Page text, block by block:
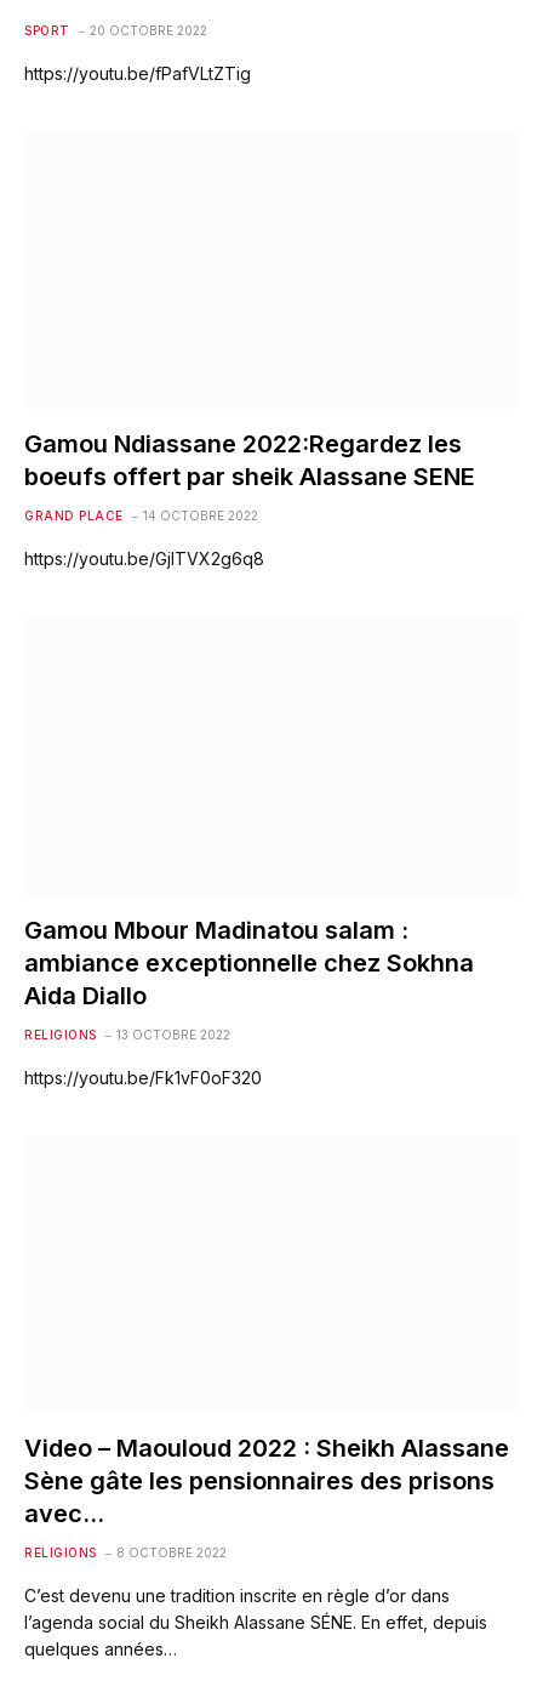
SPORT 20 OCTOBRE 2022
https://youtu.be/fPafVLtZTig
Gamou Ndiassane 2022:Regardez les
boeufs offert par sheik Alassane SENE
GRAND PLACE 14 OCTOBRE 2022
https://youtu.be/GjITVX2g6q8
Gamou Mbour Madinatou salam :
ambiance exceptionnelle chez Sokhna
Aida Diallo
RELIGIONS 13 OCTOBRE 2022
https://youtu.be/Fk1vF0oF320
Video – Maouloud 2022 : Sheikh Alassane
Sène gâte les pensionnaires des prisons
avec…
RELIGIONS 8 OCTOBRE 2022
C’est devenu une tradition inscrite en règle d’or dans
l’agenda social du Sheikh Alassane SÉNE. En effet, depuis
quelques années…